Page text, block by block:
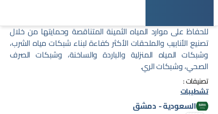
للحفاظ على موارد المياه الثمينة المتناقصة وحمايتها من خلال
تصنيع الأنابيب والملحقات الأكثر كفاءة لبناء شبكات مياه الشرب،
وشبكات المياه المنزلية والباردة والساخنة، وشبكات الصرف
الصحي، وشبكات الري.
تصنيفات :
تشطيبات
السعودية-دمشق